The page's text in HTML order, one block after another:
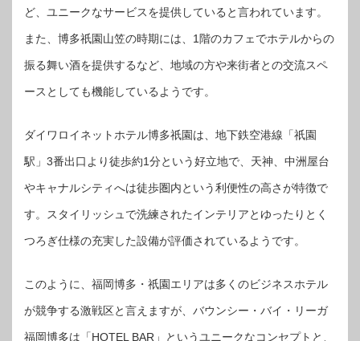
ど、ユニークなサービスを提供していると言われています。
また、博多祇園山笠の時期には、1階のカフェでホテルからの
振る舞い酒を提供するなど、地域の方や来街者との交流スペ
ースとしても機能しているようです。
ダイワロイネットホテル博多祇園は、地下鉄空港線「祇園
駅」3番出口より徒歩約1分という好立地で、天神、中洲屋台
やキャナルシティへは徒歩圏内という利便性の高さが特徴で
す。スタイリッシュで洗練されたインテリアとゆったりとく
つろぎ仕様の充実した設備が評価されているようです。
このように、福岡博多・祇園エリアは多くのビジネスホテル
が競争する激戦区と言えますが、バウンシー・バイ・リーガ
福岡博多は「HOTEL BAR」というユニークなコンセプトと、